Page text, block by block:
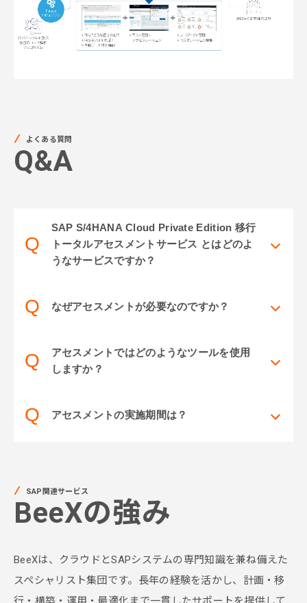
よくある質問
Q&A
Q
SAP S/4HANA Cloud Private Edition 移行
トータルアセスメントサービス とはどのよ
うなサービスですか？
Q なぜアセスメントが必要なのですか？
Q
アセスメントではどのようなツールを使用
しますか？
Q アセスメントの実施期間は？
SAP関連サービス
BeeXの強み
BeeXは、クラウドとSAPシステムの専門知識を兼ね備えた
スペシャリスト集団です。長年の経験を活かし、計画・移